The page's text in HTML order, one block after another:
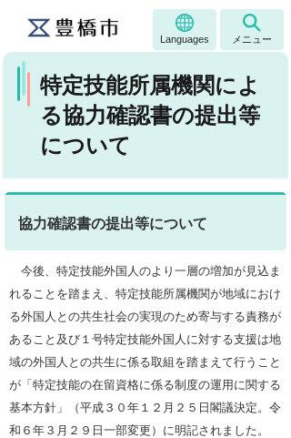
Languages メニュー
特定技能所属機関によ
る協力確認書の提出等
について
協力確認書の提出等について
今後、特定技能外国人のより一層の増加が見込ま
れることを踏まえ、特定技能所属機関が地域におけ
る外国人との共生社会の実現のため寄与する責務が
あること及び１号特定技能外国人に対する支援は地
域の外国人との共生に係る取組を踏まえて行うこと
が「特定技能の在留資格に係る制度の運用に関する
基本方針」（平成３０年１２月２５日閣議決定。令
和６年３月２９日一部変更）に明記されました。